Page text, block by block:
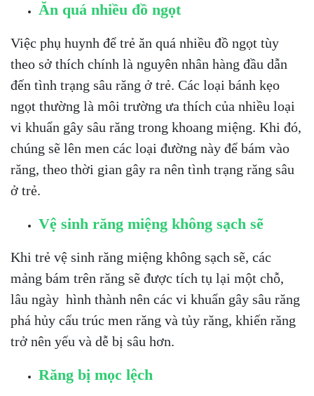
Ăn quá nhiều đồ ngọt
Việc phụ huynh để trẻ ăn quá nhiều đồ ngọt tùy
theo sở thích chính là nguyên nhân hàng đầu dẫn
đến tình trạng sâu răng ở trẻ. Các loại bánh kẹo
ngọt thường là môi trường ưa thích của nhiều loại
vi khuẩn gây sâu răng trong khoang miệng. Khi đó,
chúng sẽ lên men các loại đường này để bám vào
răng, theo thời gian gây ra nên tình trạng răng sâu
ở trẻ.
Vệ sinh răng miệng không sạch sẽ
Khi trẻ vệ sinh răng miệng không sạch sẽ, các
mảng bám trên răng sẽ được tích tụ lại một chỗ,
lâu ngày hình thành nên các vi khuẩn gây sâu răng
phá hủy cấu trúc men răng và tủy răng, khiến răng
trở nên yếu và dễ bị sâu hơn.
Răng bị mọc lệch